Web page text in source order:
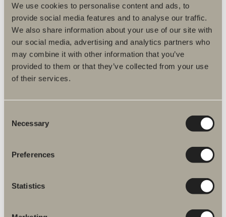
We use cookies to personalise content and ads, to
provide social media features and to analyse our traffic.
We also share information about your use of our site with
our social media, advertising and analytics partners who
may combine it with other information that you’ve
provided to them or that they’ve collected from your use
of their services.
Selection
Necessary
Preferences
Statistics